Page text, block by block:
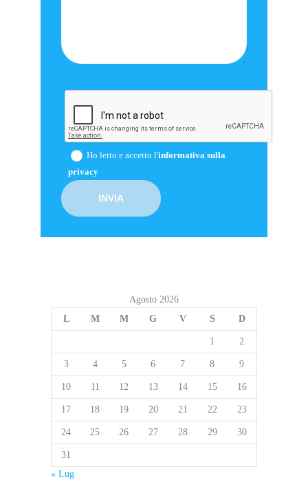
Ho letto e accetto l'informativa sulla
privacy
Agosto 2026
L
M M G V S D
1 2
3 4 5 6 7 8 9
10 11 12 13 14 15 16
17 18 19 20 21 22 23
24 25 26 27 28 29 30
31
« Lug